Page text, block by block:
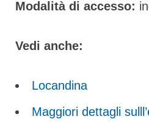
Modalità di accesso:
Vedi anche:
Locandina
Maggiori dettagli